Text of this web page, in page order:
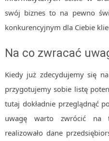
swój biznes to na pewno
konkurencyjnym dla Ciebie
Na co zwracać
Kiedy już zdecydujemy się
przygotujemy sobie listę
tutaj dokładnie przeglądnąć
uwagę warto zwrócić na
realizowało dane